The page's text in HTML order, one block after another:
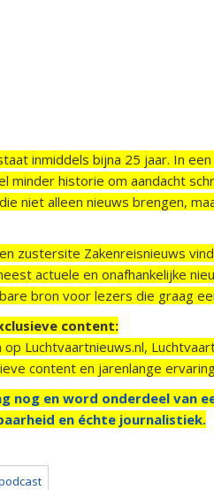
inmiddels bijna 25 jaar. In
minder historie om aandacht
niet alleen nieuws brengen,
zustersite Zakenreisnieuws
actuele en onafhankelijke
bron voor lezers die graag
content:
Luchtvaartnieuws.nl,
content en jarenlange
nog en word onderdeel van
en échte journalistiek.